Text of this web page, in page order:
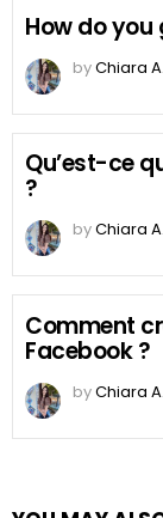
How do you
byChiara A.
Qu’est-ce
?
byChiara A.
Comment
Facebook ?
byChiara A.